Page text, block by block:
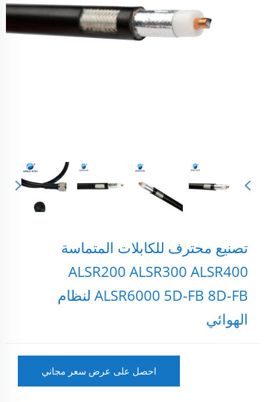
تصنيع محترف للكابلات المتماسة
ALSR200 ALSR300 ALSR400
ALSR6000 5D-FB 8D-FB لنظام
الهوائي
احصل على عرض سعر مجاني